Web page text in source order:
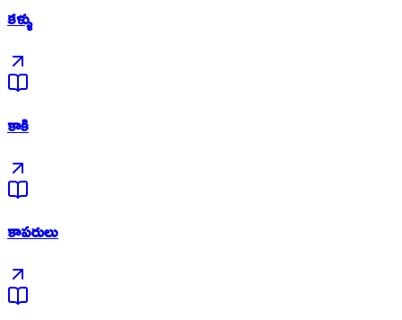
కళ్ళు
కాకి
కాపరులు